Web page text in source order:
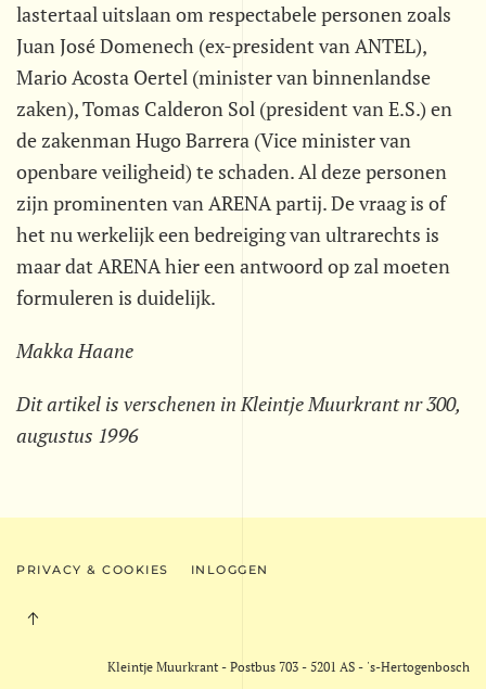
lastertaal uitslaan om respectabele personen zoals
Juan José Domenech (ex-president van ANTEL),
Mario Acosta Oertel (minister van binnenlandse
zaken), Tomas Calderon Sol (president van E.S.) en
de zakenman Hugo Barrera (Vice minister van
openbare veiligheid) te schaden. Al deze personen
zijn prominenten van ARENA partij. De vraag is of
het nu werkelijk een bedreiging van ultrarechts is
maar dat ARENA hier een antwoord op zal moeten
formuleren is duidelijk.
Makka Haane
Dit artikel is verschenen in Kleintje Muurkrant nr 300,
augustus 1996
PRIVACY & COOKIES INLOGGEN
Kleintje Muurkrant - Postbus 703 - 5201 AS - 's-Hertogenbosch